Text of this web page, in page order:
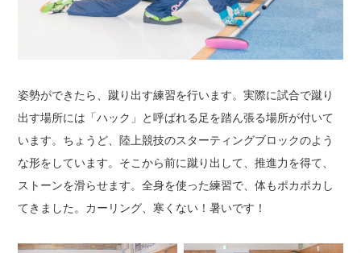
姿勢ができたら、蹴り出す練習を行います。実際に試合で蹴り
出す場所には「ハック」と呼ばれる足を踏ん張る場所が付いて
います。 ちょうど、陸上競技のスターティングブロックのよう
な形をしています。 そこから前に蹴り出して、推進力を得て、
ストーンを滑らせます。全身を使った練習で、体もポカポカし
てきました。 カーリング、寒くない！暑いです！